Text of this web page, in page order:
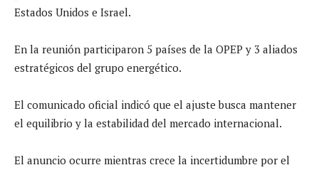
Estados Unidos e Israel.
En la reunión participaron 5 países de la OPEP y 3 aliados
estratégicos del grupo energético.
El comunicado oficial indicó que el ajuste busca mantener
el equilibrio y la estabilidad del mercado internacional.
El anuncio ocurre mientras crece la incertidumbre por el